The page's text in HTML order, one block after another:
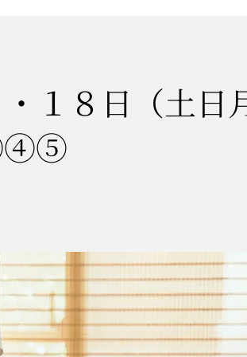
１８日（土日